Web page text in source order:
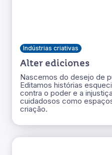
Indústrias criativas
Alter ediciones
Nascemos do desejo de
Editamos histórias
contra o poder e a
cuidadosos como
criação.